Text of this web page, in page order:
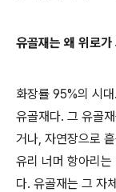
유골재는 왜 위로가
화장률 95%의 시
유골재다. 그 유골
거나, 자연장으로
유리 너머 항아리
다. 유골재는 그 자